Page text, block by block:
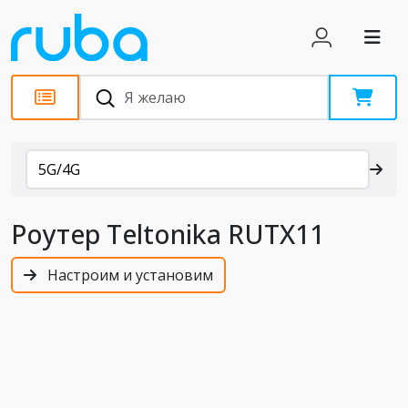
Каталог
5G/4G
Роутер Teltonika RUTX11
Настроим и установим